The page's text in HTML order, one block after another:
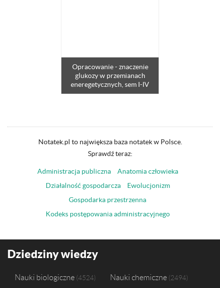
Opracowanie - znaczenie
glukozy w przemianach
eneregetycznych, sem I-IV
Notatek.pl to największa baza notatek w Polsce.
Sprawdź teraz:
Administracja publiczna
Anatomia człowieka
Działalność gospodarcza
Ewolucjonizm
Gospodarka przestrzenna
Kodeks postępowania administracyjnego
Dziedziny wiedzy
Nauki biologiczne 4524 Nauki chemiczne 2494